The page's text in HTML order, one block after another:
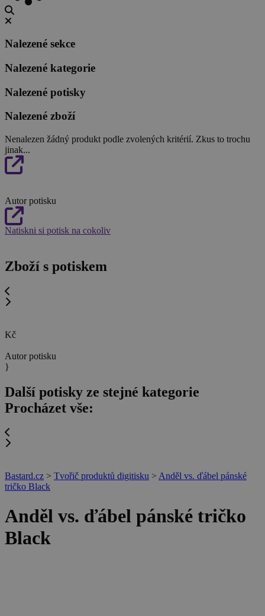
Nalezené sekce
Nalezené kategorie
Nalezené potisky
Nalezené zboží
Nenalezen žádný produkt podle zvolených kritérií. Zkus to trochu
jinak...
Autor potisku
Natiskni si potisk na cokoliv
Zboží s potiskem
Kč
Autor potisku
}
Další potisky ze stejné kategorie
Procházet vše:
Bastard.cz > Tvořič produktů digitisku > Anděl vs. ďábel pánské
tričko Black
Anděl vs. ďábel pánské tričko
Black